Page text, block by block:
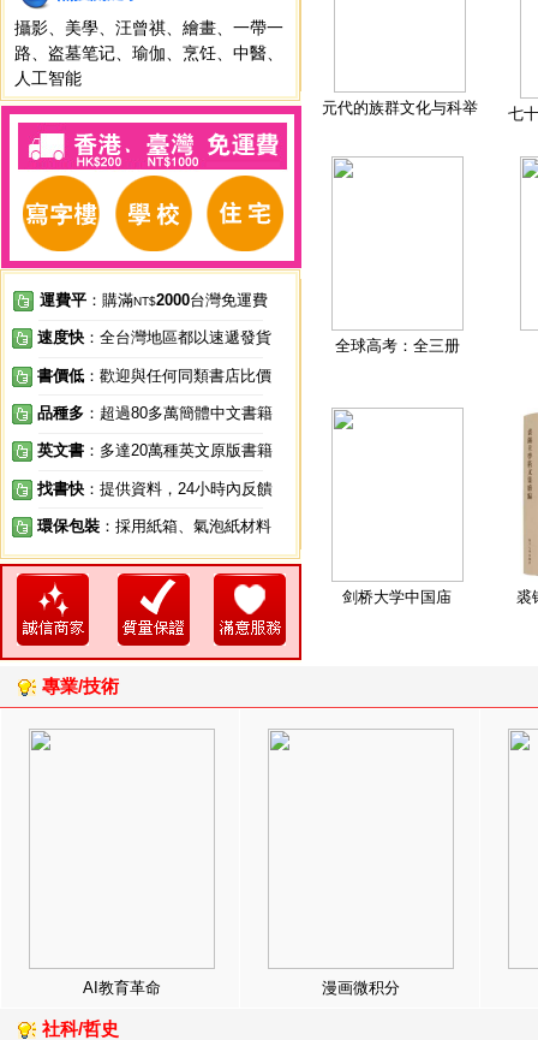
攝影
美學 汪曾祺 繪畫
一帶一
路
盗墓笔记 瑜伽 烹饪 中醫
人工智能
運費平 ：購滿NT$2000台灣免運費
速度快 ：全台灣地區都以速遞發貨
書價低 ：歡迎與任何同類書店比價
品種多 ：超過80多萬簡體中文書籍
英文書 ：多達20萬種英文原版書籍
找書快 ：提供資料，24小時內反饋
環保包裝 ：採用紙箱、氣泡紙材料
元代的族群文化与科举 七
全球高考：全三册
剑桥大学中国庙 裘
專業/技術
AI教育革命 漫画微积分
社科/哲史